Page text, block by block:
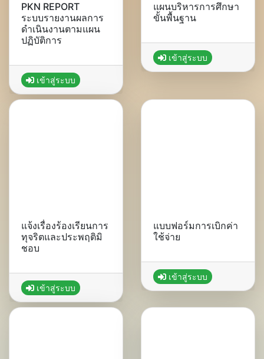
PKN REPORT
ระบบรายงานผลการ
ดำเนินงานตามแผน
ปฏิบัติการ
เข้าสู่ระบบ
แผนบริหารการศึกษา
ขั้นพื้นฐาน
เข้าสู่ระบบ
แจ้งเรื่องร้องเรียนการ
ทุจริตและประพฤติมิ
ชอบ
เข้าสู่ระบบ
แบบฟอร์มการเบิกค่า
ใช้จ่าย
เข้าสู่ระบบ